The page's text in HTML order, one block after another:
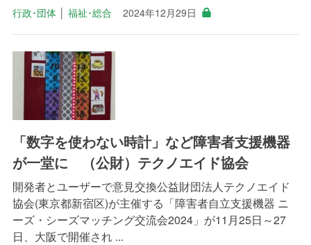
行政･団体│ 福祉･総合 2024年12月29日
「数字を使わない時計」など障害者支援機器
が一堂に （公財）テクノエイド協会
開発者とユーザーで意見交換公益財団法人テクノエイド
協会(東京都新宿区)が主催する「障害者自立支援機器 ニ
ーズ・シーズマッチング交流会2024」が11月25日～27
日、大阪で開催され ...